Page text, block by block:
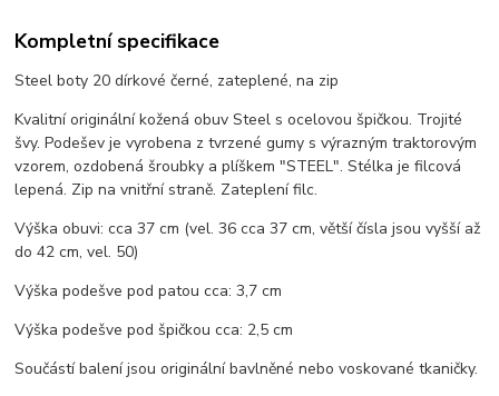
Kompletní specifikace
Steel boty 20 dírkové černé, zateplené, na zip
Kvalitní originální kožená obuv Steel s ocelovou špičkou. Trojité
švy. Podešev je vyrobena z tvrzené gumy s výrazným traktorovým
vzorem, ozdobená šroubky a plíškem "STEEL". Stélka je filcová
lepená. Zip na vnitřní straně. Zateplení filc.
Výška obuvi: cca 37 cm (vel. 36 cca 37 cm, větší čísla jsou vyšší až
do 42 cm, vel. 50)
Výška podešve pod patou cca: 3,7 cm
Výška podešve pod špičkou cca: 2,5 cm
Součástí balení jsou originální bavlněné nebo voskované tkaničky.